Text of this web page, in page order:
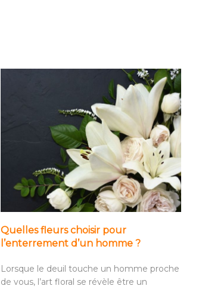
Quelles fleurs choisir pour
l’enterrement d’un homme ?
Lorsque le deuil touche un homme proche
de vous, l’art floral se révèle être un